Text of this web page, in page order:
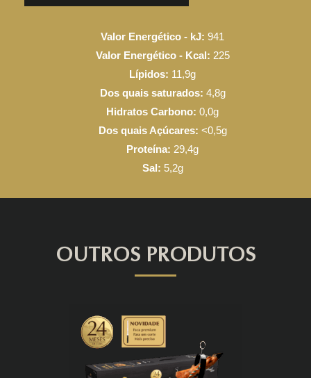
Valor Energético - kJ: 941
Valor Energético - Kcal: 225
Lípidos: 11,9g
Dos quais saturados: 4,8g
Hidratos Carbono: 0,0g
Dos quais Açúcares: <0,5g
Proteína: 29,4g
Sal: 5,2g
OUTROS PRODUTOS